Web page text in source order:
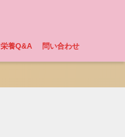
栄養Q&A 問い合わせ